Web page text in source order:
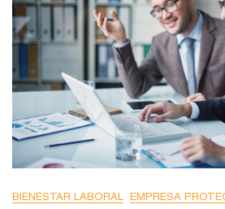
BIENESTAR LABORAL EMPRESA